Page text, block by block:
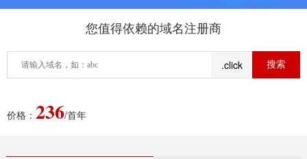
您值得依赖的域名注册商
.click
价格： 236/首年